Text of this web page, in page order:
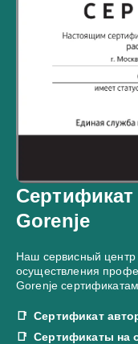
Gorenje
Наш сервисный
осуществления
Gorenje
Сертификат
Сертификаты на